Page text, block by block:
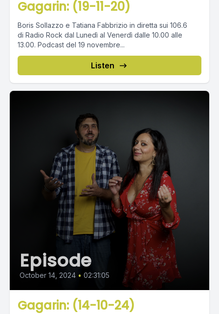
Gagarin: (19-11-20)
Boris Sollazzo e Tatiana Fabbrizio in diretta sui 106.6
di Radio Rock dal Lunedì al Venerdì dalle 10.00 alle
13.00. Podcast del 19 novembre...
Listen
Episode
October 14, 2024 • 02:31:05
Gagarin: (14-10-24)